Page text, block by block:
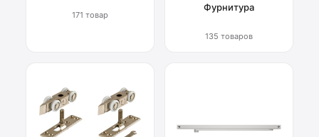
171 товар
Фурнитура
135 товаров